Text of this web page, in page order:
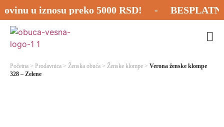
u iznosu preko 5000 RSD! -
Početna > Prodavnica > Ženska obuća > Ženske klompe > Verona ženske klompe
328 – Zelene